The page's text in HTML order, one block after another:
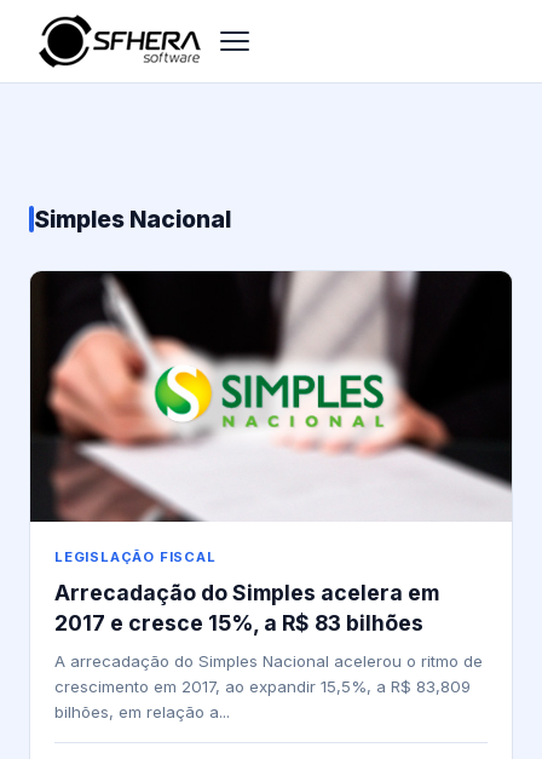
Simples Nacional
LEGISLAÇÃO FISCAL
Arrecadação do Simples acelera em
2017 e cresce 15%, a R$ 83 bilhões
A arrecadação do Simples Nacional acelerou o ritmo de
crescimento em 2017, ao expandir 15,5%, a R$ 83,809
bilhões, em relação a...